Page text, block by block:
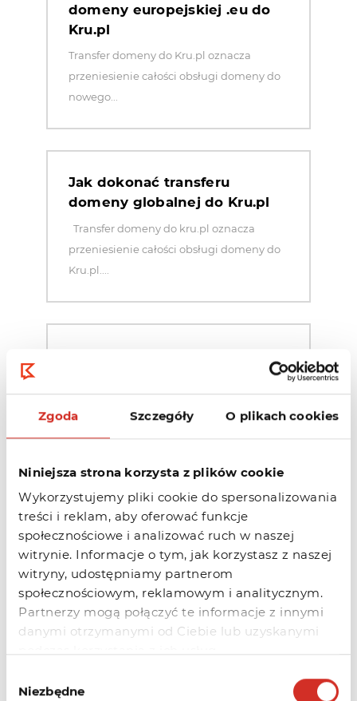
Zgoda Szczegóły O plikach cookies
Niniejsza strona korzysta z plików cookie
Wykorzystujemy pliki cookie do spersonalizowania
treści i reklam, aby oferować funkcje
społecznościowe i analizować ruch w naszej
witrynie. Informacje o tym, jak korzystasz z naszej
witryny, udostępniamy partnerom
społecznościowym, reklamowym i analitycznym.
Partnerzy mogą połączyć te informacje z innymi
danymi otrzymanymi od Ciebie lub uzyskanymi
zgody
Niezbędne
domeny europejskiej .eu do
Kru.pl
Transfer domeny do Kru.pl oznacza
przeniesienie całości obsługi domeny do
nowego...
Jak dokonać transferu
domeny globalnej do Kru.pl
Transfer domeny do kru.pl oznacza
przeniesienie całości obsługi domeny do
Kru.pl....
domenę i zaksięgowaniu wpłaty przez
Kru.pl może...
Jak edytować rekordy DNS
dla mojej domeny?
W Kru.pl masz możliwość zarządzania
Strefami DNS. Możesz również
samodzielnie utworzyć...